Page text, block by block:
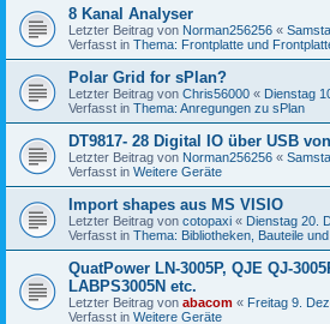
8 Kanal Analyser
Letzter Beitrag von Norman256256 «
Verfasst in Thema: Frontplatte und
Polar Grid for sPlan?
Letzter Beitrag von Chris56000 « Dienstag
Verfasst in Thema: Anregungen zu sPlan
DT9817- 28 Digital IO über USB
Letzter Beitrag von Norman256256 «
Verfasst in Weitere Geräte
Import shapes aus MS VISIO
Letzter Beitrag von cotopaxi « Dienstag 20.
Verfasst in Thema: Bibliotheken, Bauteile
QuatPower LN-3005P, QJE QJ-
LABPS3005N etc.
Letzter Beitrag von abacom « Freitag 9.
Verfasst in Weitere Geräte